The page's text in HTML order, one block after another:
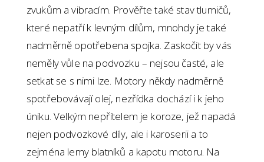
zvukům a vibracím. Prověřte také stav tlumičů,
které nepatří k levným dílům, mnohdy je také
nadměrně opotřebena spojka. Zaskočit by vás
neměly vůle na podvozku – nejsou časté, ale
setkat se s nimi lze. Motory někdy nadměrně
spotřebovávají olej, nezřídka dochází i k jeho
úniku. Velkým nepřítelem je koroze, jež napadá
nejen podvozkové díly, ale i karoserii a to
zejména lemy blatníků a kapotu motoru. Na